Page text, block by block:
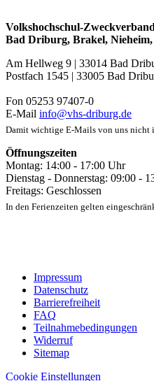
Volkshochschul-Zweckverband
Bad Driburg, Brakel, Nieheim,
Am Hellweg 9 | 33014 Bad
Postfach 1545 | 33005 Bad
Fon 05253 97407-0
E-Mail info@vhs-driburg.de
Damit wichtige E-Mails von uns nicht
Öffnungszeiten
Montag: 14:00 - 17:00 Uhr
Dienstag - Donnerstag: 09:00 -
Freitags: Geschlossen
In den Ferienzeiten gelten
Impressum
Datenschutz
Barrierefreiheit
FAQ
Teilnahmebedingungen
Widerruf
Sitemap
Cookie Einstellungen